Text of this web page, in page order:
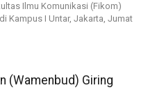
Ilmu Komunikasi (Fikom)
Kampus I Untar, Jakarta, Jumat
(Wamenbud) Giring